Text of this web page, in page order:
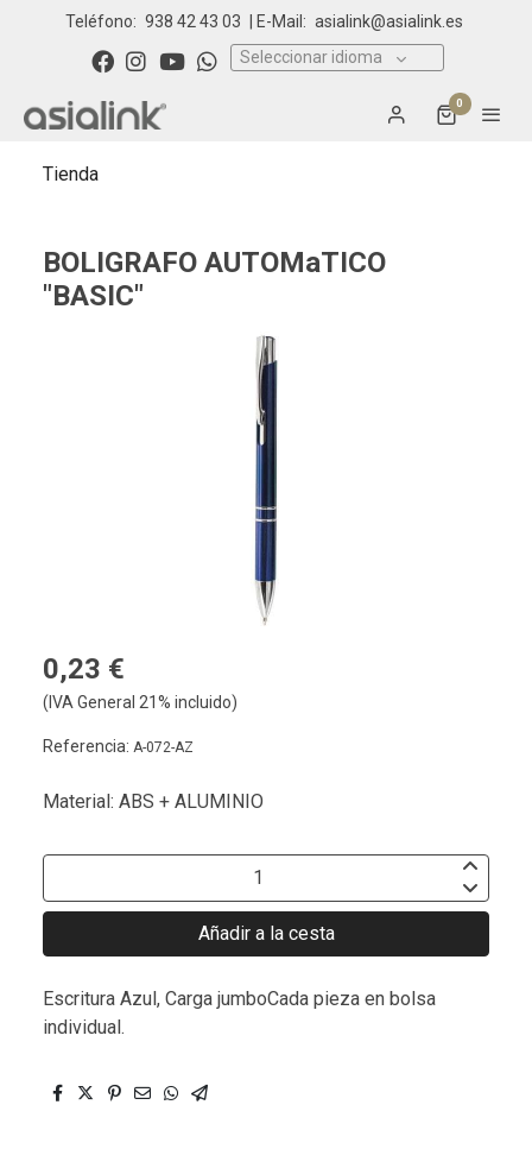
Teléfono: 938 42 43 03 | E-Mail: asialink@asialink.es
Seleccionar idioma
0
Tienda
BOLIGRAFO AUTOMaTICO
"BASIC"
0,23 €
(IVA General 21% incluido)
Referencia: A-072-AZ
Material: ABS + ALUMINIO
Añadir a la cesta
Escritura Azul, Carga jumboCada pieza en bolsa
individual.